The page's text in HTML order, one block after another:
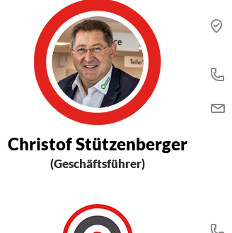
Christof Stützenberger
(Geschäftsführer)